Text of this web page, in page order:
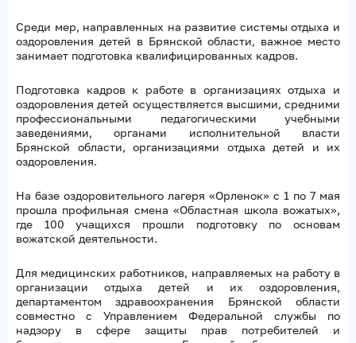
Среди мер, направленных на развитие системы отдыха и
оздоровления детей в Брянской области, важное место
занимает подготовка квалифицированных кадров.
Подготовка кадров к работе в организациях отдыха и
оздоровления детей осуществляется высшими, средними
профессиональными педагогическими учебными
заведениями, органами исполнительной власти
Брянской области, организациями отдыха детей и их
оздоровления.
На базе оздоровительного лагеря «Орленок» с 1 по 7 мая
прошла профильная смена «Областная школа вожатых»,
где 100 учащихся прошли подготовку по основам
вожатской деятельности.
Для медицинских работников, направляемых на работу в
организации отдыха детей и их оздоровления,
департаментом здравоохранения Брянской области
совместно с Управлением Федеральной службы по
надзору в сфере защиты прав потребителей и